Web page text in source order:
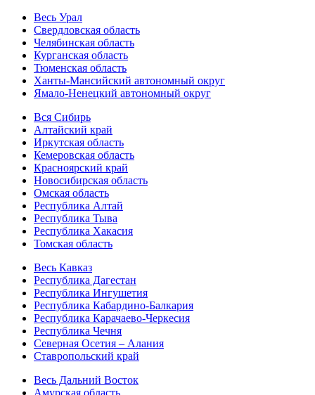
Весь Урал
Свердловская область
Челябинская область
Курганская область
Тюменская область
Ханты-Мансийский автономный округ
Ямало-Ненецкий автономный округ
Вся Сибирь
Алтайский край
Иркутская область
Кемеровская область
Красноярский край
Новосибирская область
Омская область
Республика Алтай
Республика Тыва
Республика Хакасия
Томская область
Весь Кавказ
Республика Дагестан
Республика Ингушетия
Республика Кабардино-Балкария
Республика Карачаево-Черкесия
Республика Чечня
Северная Осетия – Алания
Ставропольский край
Весь Дальний Восток
Амурская область